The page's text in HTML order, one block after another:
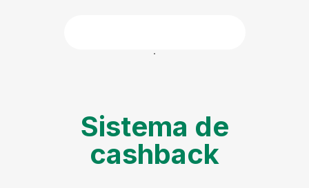
Sistema de
cashback